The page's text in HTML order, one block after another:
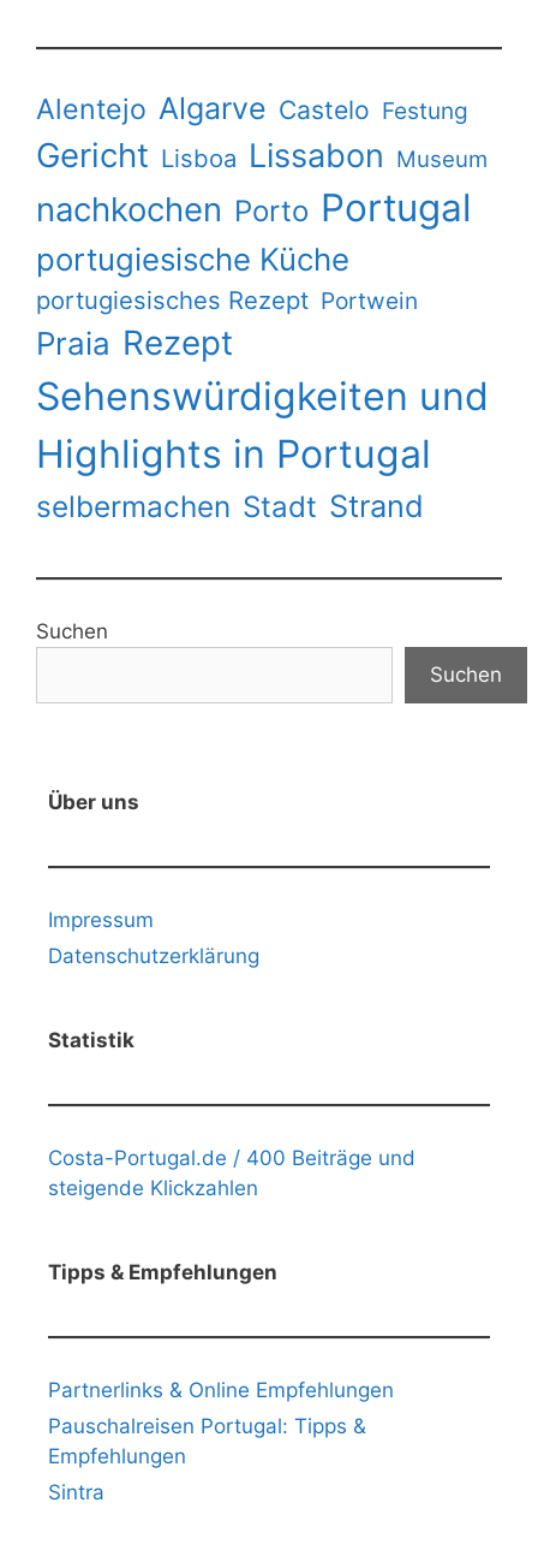
Alentejo Algarve Castelo Festung
Gericht Lisboa Lissabon Museum
nachkochen Porto Portugal
portugiesische Küche
portugiesisches Rezept Portwein
Praia Rezept
Sehenswürdigkeiten und
Highlights in Portugal
selbermachen Stadt Strand
Suchen
Suchen
Über uns
Impressum
Datenschutzerklärung
Statistik
Costa-Portugal.de / 400 Beiträge und
steigende Klickzahlen
Tipps & Empfehlungen
Partnerlinks & Online Empfehlungen
Pauschalreisen Portugal: Tipps &
Empfehlungen
Sintra